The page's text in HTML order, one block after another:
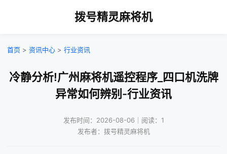
拨号精灵麻将机
首页 > 资讯中心 > 行业资讯
冷静分析!广州麻将机遥控程序_四口机洗牌
异常如何辨别-行业资讯
发布时间：2026-08-06｜阅读：1
发布者：拨号精灵麻将机